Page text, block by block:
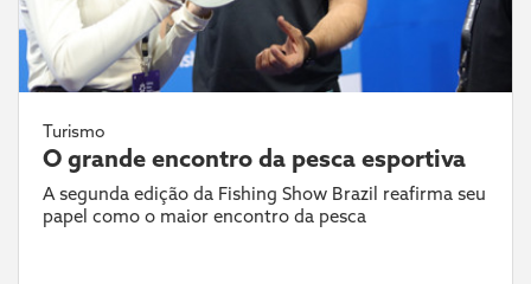
Turismo
O grande encontro da pesca esportiva
A segunda edição da Fishing Show Brazil reafirma seu
papel como o maior encontro da pesca